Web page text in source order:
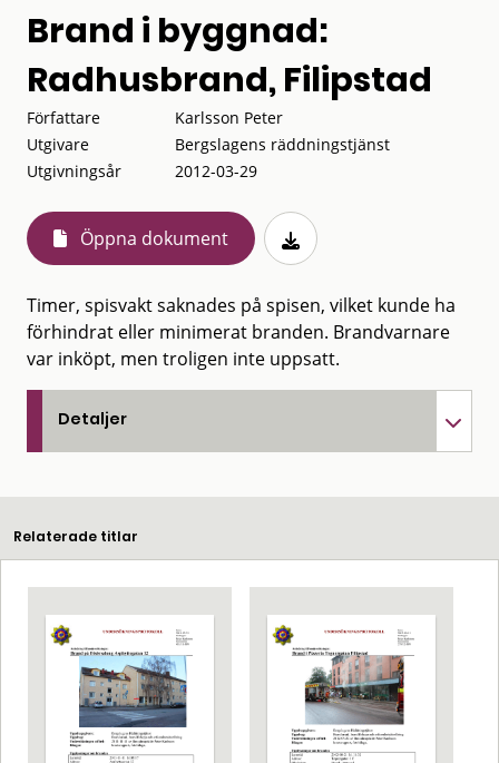
Brand i byggnad:
Radhusbrand, Filipstad
Författare
Karlsson Peter
Utgivare
Bergslagens räddningstjänst
Utgivningsår
2012-03-29
Öppna dokument
Timer, spisvakt saknades på spisen, vilket kunde ha
förhindrat eller minimerat branden. Brandvarnare
var inköpt, men troligen inte uppsatt.
Detaljer
Relaterade titlar